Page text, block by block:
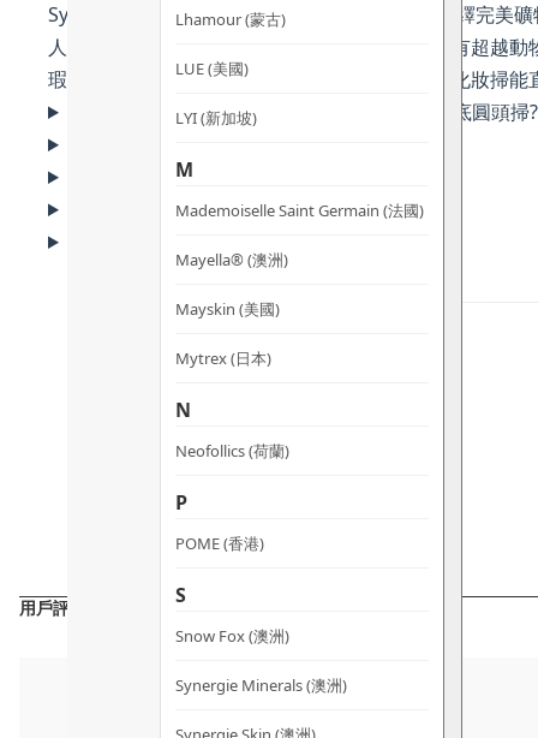
Lhamour (蒙古)
LUE (美國)
LYI (新加坡)
M
Mademoiselle Saint Germain (法國)
Mayella® (澳洲)
Mayskin (美國)
Mytrex (日本)
N
Neofollics (荷蘭)
P
POME (香港)
S
Snow Fox (澳洲)
Synergie Minerals (澳洲)
Synergie Minerals Kabuki礦物粉底圓頭掃 是演繹完美
人造纖維，不僅 100% 純素、無動物測試，更擁有超越
瑕度同時保持妝感輕透自然。附帶的磁石底座讓化妝掃
為什麼選擇Synergie Minerals Kabuki礦物粉底圓頭掃?
適用人士及功效
常見問題 (FAQ)
用戶評價